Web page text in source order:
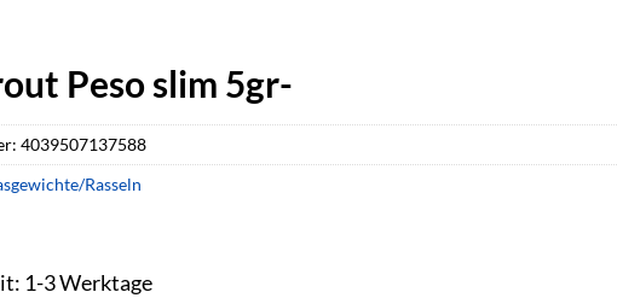
Peso slim 5gr-
1-3 Werktage
4039507137588
Rasseln